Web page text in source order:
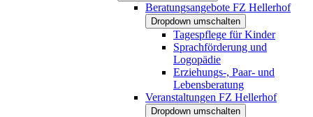
Beratungsangebote FZ Hellerhof
Dropdown umschalten
Tagespflege für Kinder
Sprachförderung und
Logopädie
Erziehungs-, Paar- und
Lebensberatung
Veranstaltungen FZ Hellerhof
Dropdown umschalten